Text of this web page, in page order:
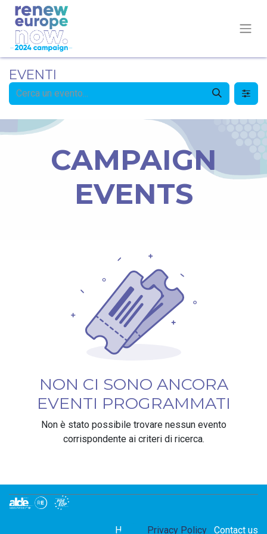
EVENTI
CAMPAIGN
EVENTS
NON CI SONO ANCORA
EVENTI PROGRAMMATI
Non è stato possibile trovare nessun evento
corrispondente ai criteri di ricerca.
Home Privacy Policy Contact us